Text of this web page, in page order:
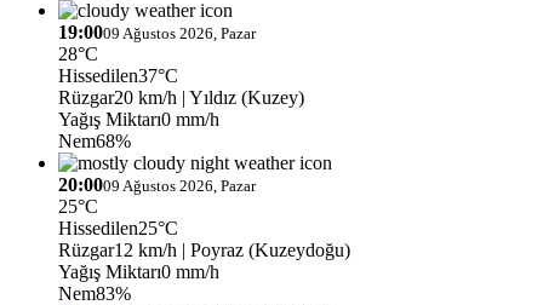
19:0009 Ağustos 2026, Pazar
28°C
Hissedilen37°C
Rüzgar20 km/h | Yıldız (Kuzey)
Yağış Miktarı0 mm/h
Nem68%
20:0009 Ağustos 2026, Pazar
25°C
Hissedilen25°C
Rüzgar12 km/h | Poyraz (Kuzeydoğu)
Yağış Miktarı0 mm/h
Nem83%